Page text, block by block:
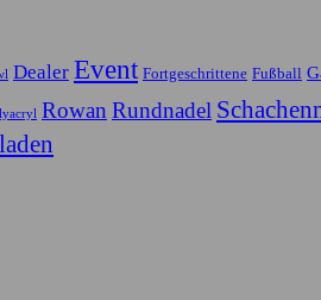
Dealer Event Fortgeschrittene Fußball
Rowan Rundnadel